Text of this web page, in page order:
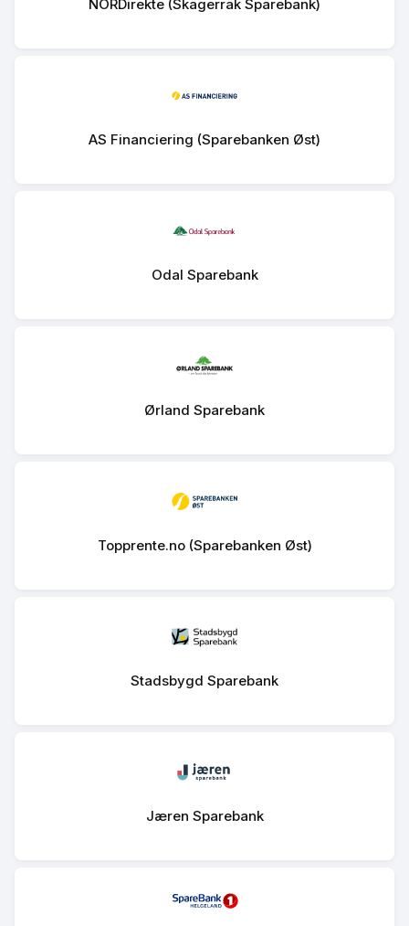
NORDirekte (Skagerrak Sparebank)
AS Financiering (Sparebanken Øst)
Odal Sparebank
Ørland Sparebank
Topprente.no (Sparebanken Øst)
Stadsbygd Sparebank
Jæren Sparebank